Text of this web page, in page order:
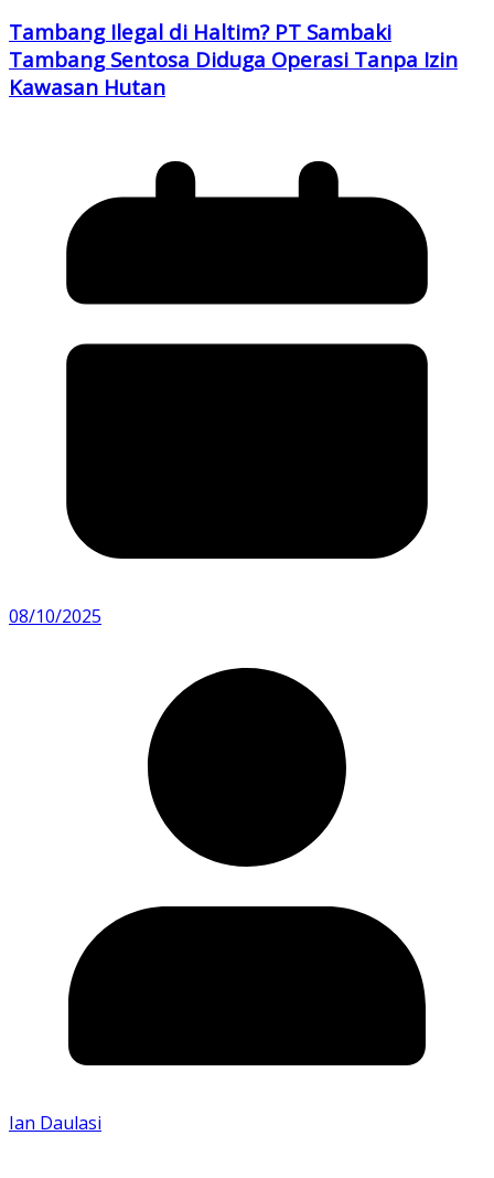
Tambang Ilegal di Haltim? PT Sambaki
Tambang Sentosa Diduga Operasi Tanpa Izin
Kawasan Hutan
08/10/2025
Ian Daulasi